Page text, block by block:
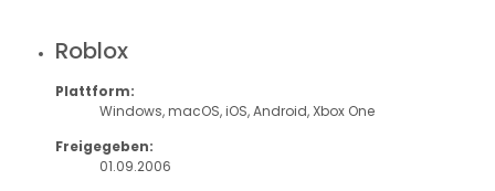
Roblox
Plattform:
Windows, macOS, iOS, Android, Xbox One
Freigegeben:
01.09.2006